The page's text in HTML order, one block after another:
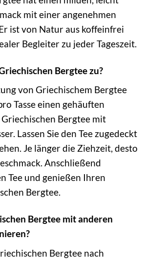
mit einer angenehmen
ist von Natur aus koffeinfrei
Begleiter zu jeder Tageszeit.
Bergtee zu?
von Griechischem Bergtee
Tasse einen gehäuften
Bergtee mit
Lassen Sie den Tee zugedeckt
Je länger die Ziehzeit, desto
Anschließend
Tee und genießen Ihren
Bergtee.
Bergtee mit anderen
Bergtee nach